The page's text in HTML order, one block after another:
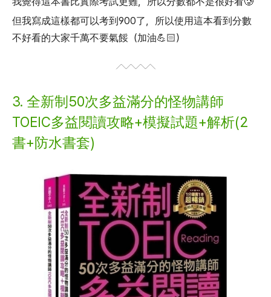
但我寫成這樣都可以考到900了，所以使用這本看到分數
不好看的大家千萬不要氣餒（加油💪🏻）
3. 全新制50次多益滿分的怪物講師
TOEIC多益閱讀攻略+模擬試題+解析(2
書+防水書套)